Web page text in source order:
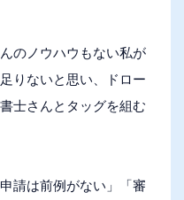
のノウハウもない私が
りないと思い、ドロー
士さんとタッグを組む
請は前例がない」「審